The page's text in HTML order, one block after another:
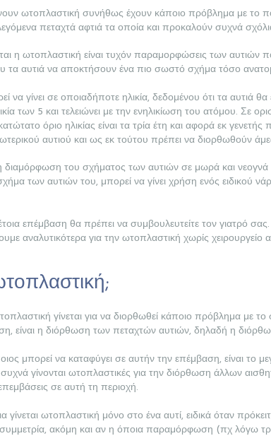
ωτοπλαστική συνήθως έχουν κάποιο πρόβλημα με το
πεταχτά αφτιά τα οποία και προκαλούν συχνά
η ωτοπλαστική είναι τυχόν παραμορφώσεις των
τα αυτιά να αποκτήσουν ένα πιο σωστό σχήμα τόσο
να γίνει σε οποιαδήποτε ηλικία, δεδομένου ότι τα
των 5 και τελειώνει με την ενηλικίωση του ατόμου. Σε
όριο ηλικίας είναι τα τρία έτη και αφορά εκ
αυτιού και ως εκ τούτου πρέπει να διορθωθούν
του σχήματος των αυτιών σε μωρά και νεογνά
των αυτιών του, μπορεί να γίνει χρήση ενός ειδικού
επέμβαση θα πρέπει να συμβουλευτείτε τον γιατρό
αναλυτικότερα για την ωτοπλαστική χωρίς
γίνεται για να διορθωθεί κάποιο πρόβλημα με
είναι η διόρθωση των πεταχτών αυτιών, δηλαδή η
μπορεί να καταφύγει σε αυτήν την επέμβαση, είναι
γίνονται ωτοπλαστικές για την διόρθωση άλλων
σε αυτή τη περιοχή.
ωτοπλαστική μόνο στο ένα αυτί, ειδικά όταν
συμμετρία, ακόμη και αν η όποια παραμόρφωση (πχ λόγω